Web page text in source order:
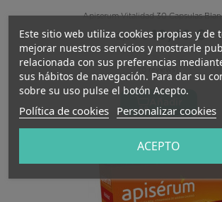
Este sitio web utiliza cookies propias y de
mejorar nuestros servicios y mostrarle
relacionada con sus preferencias
sus hábitos de navegación. Para dar su
sobre su uso pulse el botón Acepto.
Política de cookies Personalizar cookies
ACEPTO
Apiserum Vitalidad 30 Capsulas
12,96 € 10,49 €
-14%